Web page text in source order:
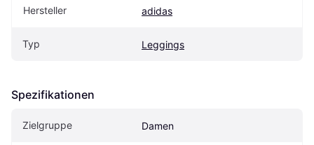
Hersteller adidas
Typ Leggings
Spezifikationen
Zielgruppe Damen